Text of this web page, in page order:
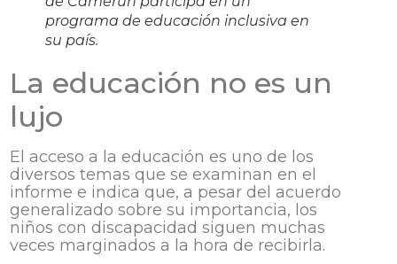
programa de educación inclusiva en
su país.
La educación no es un
lujo
El acceso a la educación es uno de los
diversos temas que se examinan en el
informe e indica que, a pesar del acuerdo
generalizado sobre su importancia, los
niños con discapacidad siguen muchas
veces marginados a la hora de recibirla.